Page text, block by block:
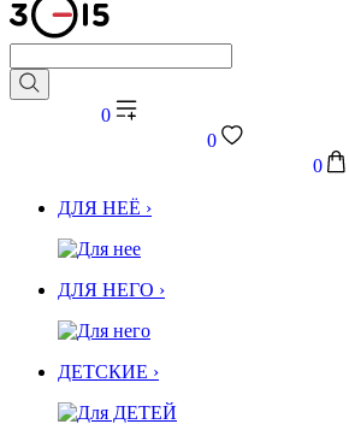
0
0
0
ДЛЯ НЕЁ ›
ДЛЯ НЕГО ›
ДЕТСКИЕ ›